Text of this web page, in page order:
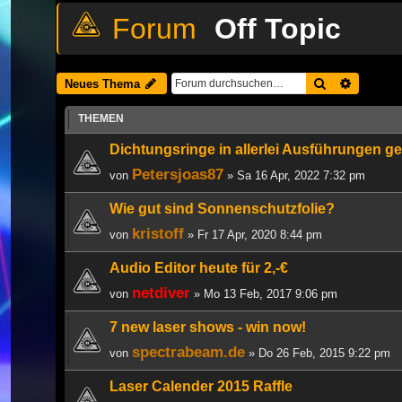
Off Topic
Neues Thema Suche
THEMEN
Dichtungsringe in allerlei Ausführungen
von Petersjoas87 » Sa 16 Apr, 2022 7:32 pm
Wie gut sind Sonnenschutzfolie?
von kristoff » Fr 17 Apr, 2020 8:44 pm
Audio Editor heute für 2,-€
von netdiver » Mo 13 Feb, 2017 9:06 pm
7 new laser shows - win now!
von spectrabeam.de » Do 26 Feb, 2015 9:22 pm
Laser Calender 2015 Raffle